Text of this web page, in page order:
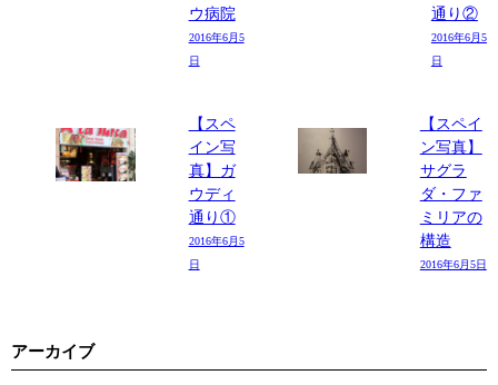
ウ病院
2016年6月5
日
通り②
2016年6月5
日
【スペ
イン写
真】ガ
ウディ
通り①
2016年6月5
日
【スペイ
ン写真】
サグラ
ダ・ファ
ミリアの
構造
2016年6月5日
アーカイブ